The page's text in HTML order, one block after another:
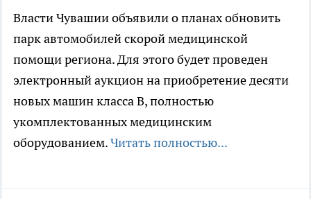
Власти Чувашии объявили о планах обновить
парк автомобилей скорой медицинской
помощи региона. Для этого будет проведен
электронный аукцион на приобретение десяти
новых машин класса В, полностью
укомплектованных медицинским
оборудованием.Читать полностью...